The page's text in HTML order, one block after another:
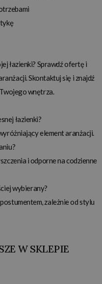
łazienki? Sprawdź ofertę i
Skontaktuj się i znajdź
wnętrza.
łazienki?
element aranżacji.
i odporne na codzienne
wybierany?
zależnie od stylu
W SKLEPIE